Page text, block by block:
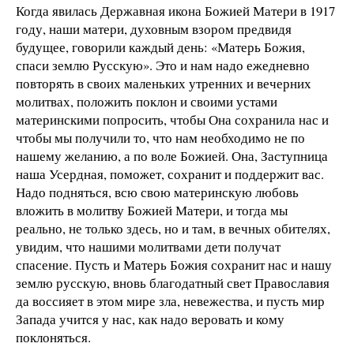
Когда явилась Державная икона Божией Матери в 1917
году, наши матери, духовным взором предвидя
будущее, говорили каждый день: «Матерь Божия,
спаси землю Русскую». Это и нам надо ежедневно
повторять в своих маленьких утренних и вечерних
молитвах, положить поклон и своими устами
материнскими попросить, чтобы Она сохранила нас и
чтобы мы получили то, что нам необходимо не по
нашему желанию, а по воле Божией. Она, Заступница
наша Усердная, поможет, сохранит и поддержит вас.
Надо подняться, всю свою материнскую любовь
вложить в молитву Божией Матери, и тогда мы
реально, не только здесь, но и там, в вечных обителях,
увидим, что нашими молитвами дети получат
спасение. Пусть и Матерь Божия сохранит нас и нашу
землю русскую, вновь благодатный свет Православия
да воссияет в этом мире зла, невежества, и пусть мир
Запада учится у нас, как надо веровать и кому
поклоняться.